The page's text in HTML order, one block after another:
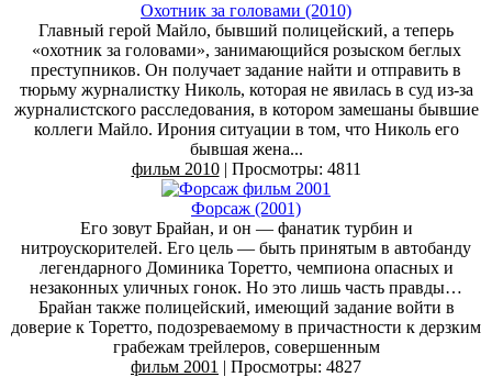
Охотник за головами (2010)
Главный герой Майло, бывший полицейский, а теперь
«охотник за головами», занимающийся розыском беглых
преступников. Он получает задание найти и отправить в
тюрьму журналистку Николь, которая не явилась в суд из-за
журналистского расследования, в котором замешаны бывшие
коллеги Майло. Ирония ситуации в том, что Николь его
бывшая жена...
фильм 2010| Просмотры: 4811
Форсаж (2001)
Его зовут Брайан, и он — фанатик турбин и
нитроускорителей. Его цель — быть принятым в автобанду
легендарного Доминика Торетто, чемпиона опасных и
незаконных уличных гонок. Но это лишь часть правды…
Брайан также полицейский, имеющий задание войти в
доверие к Торетто, подозреваемому в причастности к дерзким
грабежам трейлеров, совершенным
фильм 2001 | Просмотры: 4827